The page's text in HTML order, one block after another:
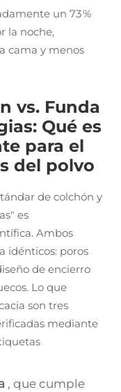
un 73 %
la noche,
cama y menos
vs. Funda
Qué es
para el
del polvo
de colchón y
es
Ambos
idénticos: poros
de encierro
Lo que
son tres
mediante
, que cumple